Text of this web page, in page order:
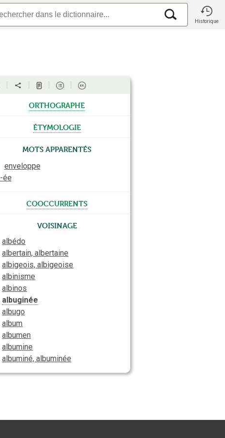
Historique
orthographe
étymologie
Mots apparentés
enveloppe
-ée
cooccurrents
Voisinage
albédo
albertain, albertaine
albigeois, albigeoise
albinisme
albinos
albuginée
albugo
album
albumen
albumine
albuminé, albuminée